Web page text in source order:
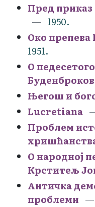
Пред
1950.
Око препева
1951.
О
Његош и
Lucretiana
Проблем
О народној
Крститељ
Античка
проблеми